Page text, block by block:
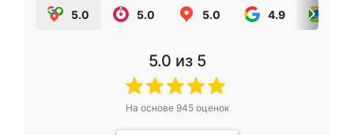
5.0 5.0 5.0 4.9
5.0 из 5
На основе 945оценок